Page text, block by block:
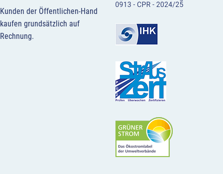
Kunden der Öffentlichen-Hand
kaufen grundsätzlich auf
Rechnung.